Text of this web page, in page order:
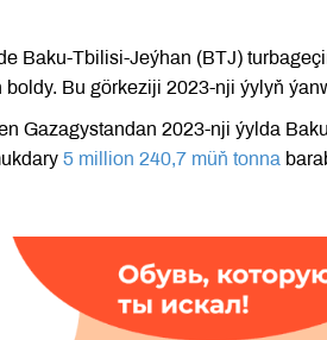
Baku-Tbilisi-Jeýhan (BTJ)
boldy. Bu görkeziji 2023-nji ýylyň
Gazagystandan 2023-nji ýylda
5 million 240,7 müň tonna